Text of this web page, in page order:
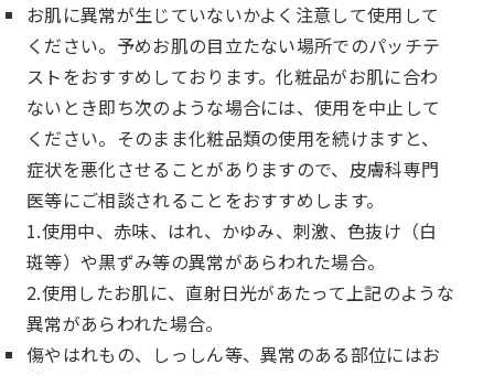
お肌に異常が生じていないかよく注意して使用して
ください。予めお肌の目立たない場所でのパッチテ
ストをおすすめしております。化粧品がお肌に合わ
ないとき即ち次のような場合には、使用を中止して
ください。そのまま化粧品類の使用を続けますと、
症状を悪化させることがありますので、皮膚科専門
医等にご相談されることをおすすめします。
1.使用中、赤味、はれ、かゆみ、刺激、色抜け（白
斑等）や黒ずみ等の異常があらわれた場合。
2.使用したお肌に、直射日光があたって上記のような
異常があらわれた場合。
傷やはれもの、しっしん等、異常のある部位にはお